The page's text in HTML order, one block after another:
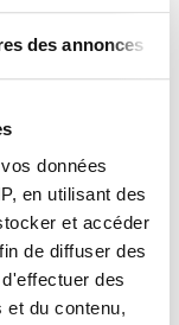
des annonces
données
en utilisant des
et accéder
de diffuser des
des
et du contenu,
de la
placés de
a ici